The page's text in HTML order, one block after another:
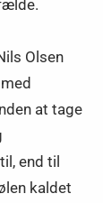
Olsen
at tage
end til
kaldet